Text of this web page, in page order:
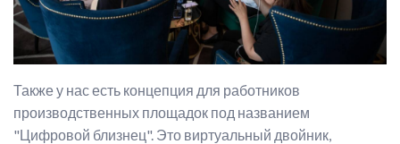
Также у нас есть концепция для работников
производственных площадок под названием
"Цифровой близнец". Это виртуальный двойник,